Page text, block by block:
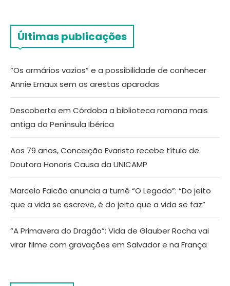
Últimas publicações
“Os armários vazios” e a possibilidade de conhecer
Annie Ernaux sem as arestas aparadas
Descoberta em Córdoba a biblioteca romana mais
antiga da Península Ibérica
Aos 79 anos, Conceição Evaristo recebe título de
Doutora Honoris Causa da UNICAMP
Marcelo Falcão anuncia a turnê “O Legado”: “Do jeito
que a vida se escreve, é do jeito que a vida se faz”
“A Primavera do Dragão”: Vida de Glauber Rocha vai
virar filme com gravações em Salvador e na França